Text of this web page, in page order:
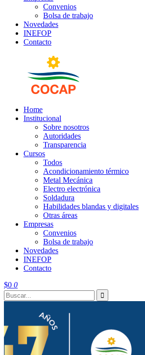
Convenios
Bolsa de trabajo
Novedades
INEFOP
Contacto
Home
Institucional
Sobre nosotros
Autoridades
Transparencia
Cursos
Todos
Acondicionamiento térmico
Metal Mecánica
Electro electrónica
Soldadura
Habilidades blandas y digitales
Otras áreas
Empresas
Convenios
Bolsa de trabajo
Novedades
INEFOP
Contacto
$0 0